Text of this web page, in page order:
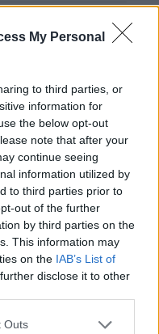
My Personal
to third parties, or
information for
the below opt-out
note that after your
continue seeing
information utilized by
to third parties prior to
out of the further
by third parties on the
This information may
on the IAB’s List of
disclose it to other
Outs
bijna af: dit staat
geruchten over
in de
Stengs